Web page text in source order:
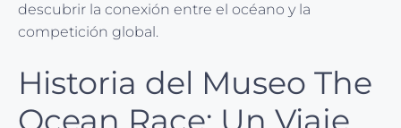
descubrir la conexión entre el océano y la
competición global.
Historia del Museo The